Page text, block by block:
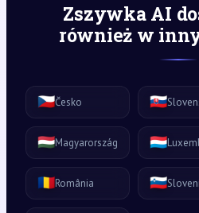
Zszywka AI
również w
🇨🇿Česko 🇸🇰
🇭🇺Magyarország 🇱🇺
🇷🇴România 🇸🇮